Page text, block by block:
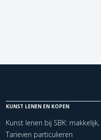
KUNST LENEN EN KOPEN
Kunst lenen bij SBK:
Tarieven particulieren